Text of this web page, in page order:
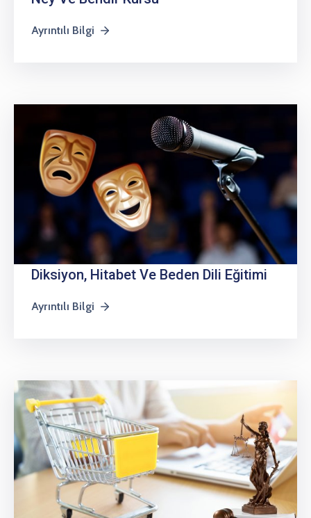
Ayrıntılı Bilgi
Diksiyon, Hitabet Ve Beden Dili Eğitimi
Ayrıntılı Bilgi